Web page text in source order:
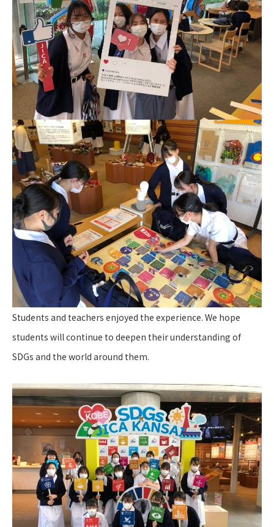
Students and teachers enjoyed the experience. We hope
students will continue to deepen their understanding of
SDGs and the world around them.